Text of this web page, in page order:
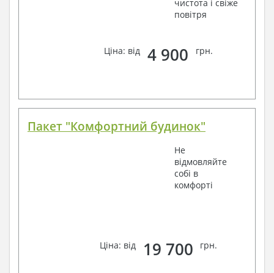
чистота і свіже
повітря
Ціна: від 4 900 грн.
Пакет "Комфортний будинок"
Не
відмовляйте
собі в
комфорті
Ціна: від 19 700 грн.